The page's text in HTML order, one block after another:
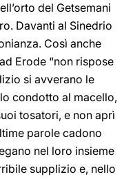
del Getsemani
Davanti al Sinedrio
Così anche
Erode “non rispose
si avverano le
condotto al macello,
tosatori, e non aprì
parole cadono
nel loro insieme
supplizio e, nello